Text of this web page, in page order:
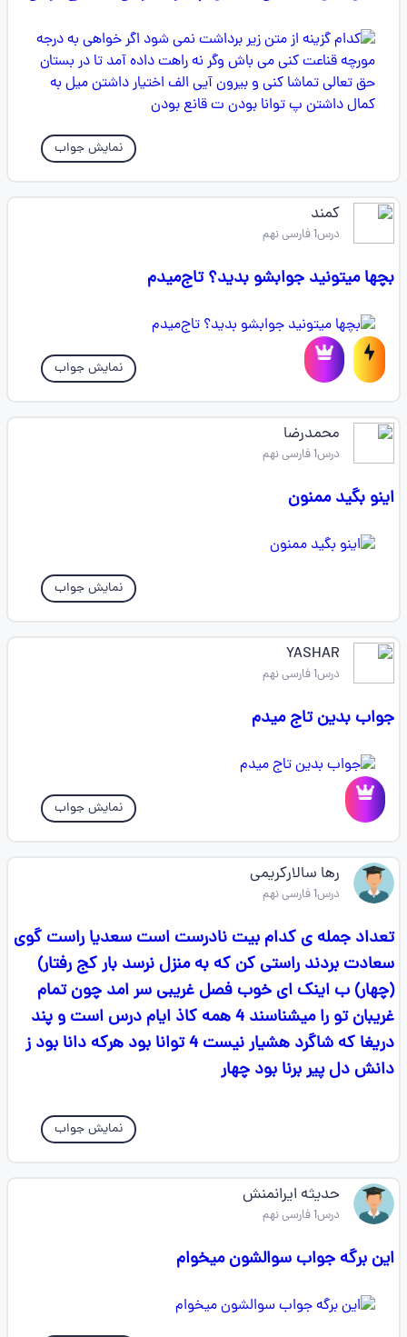
نمایش جواب
کمند
درس1 فارسی نهم
بچها میتونید جوابشو بدید؟ تاج‌میدم
نمایش جواب
محمدرضا
درس1 فارسی نهم
اینو بگید ممنون
نمایش جواب
YASHAR
درس1 فارسی نهم
جواب بدین تاج میدم
نمایش جواب
رها سالارکریمی
درس1 فارسی نهم
تعداد جمله ی کدام بیت نادرست است سعدیا راست گوی
سعادت بردند راستی کن که به منزل نرسد بار کج رفتار)
(چهار) ب اینک ای خوب فصل غریبی سر امد چون تمام
غریبان تو را میشناسند 4 همه کاذ ایام درس است و پند
دریغا که شاگرد هشیار نیست 4 توانا بود هرکه دانا بود ز
دانش دل پیر برنا بود چهار
نمایش جواب
حدیثه ایرانمنش
درس1 فارسی نهم
این برگه جواب سوالشون میخوام